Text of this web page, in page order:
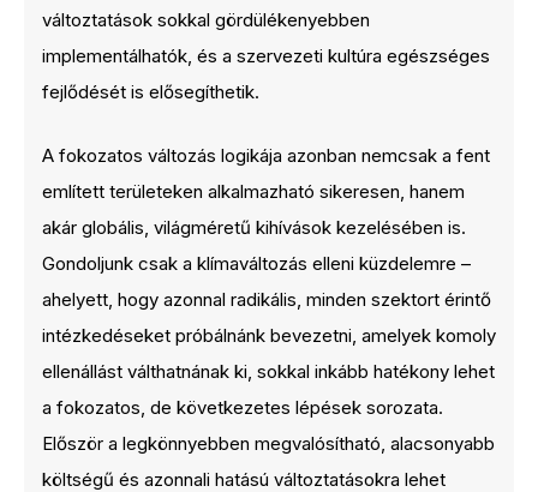
változtatások sokkal gördülékenyebben
implementálhatók, és a szervezeti kultúra egészséges
fejlődését is elősegíthetik.
A fokozatos változás logikája azonban nemcsak a fent
említett területeken alkalmazható sikeresen, hanem
akár globális, világméretű kihívások kezelésében is.
Gondoljunk csak a klímaváltozás elleni küzdelemre –
ahelyett, hogy azonnal radikális, minden szektort érintő
intézkedéseket próbálnánk bevezetni, amelyek komoly
ellenállást válthatnának ki, sokkal inkább hatékony lehet
a fokozatos, de következetes lépések sorozata.
Először a legkönnyebben megvalósítható, alacsonyabb
költségű és azonnali hatású változtatásokra lehet